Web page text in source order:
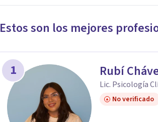
Estos son los mejores
1 Rubí
Lic. Psicología
No verificado